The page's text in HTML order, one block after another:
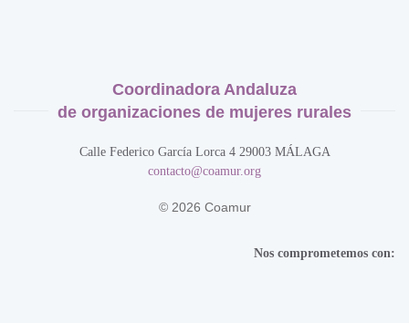
Coordinadora Andaluza
de organizaciones de mujeres rurales
Calle Federico García Lorca 4 29003 MÁLAGA
contacto@coamur.org
© 2026 Coamur
Nos comprometemos con: